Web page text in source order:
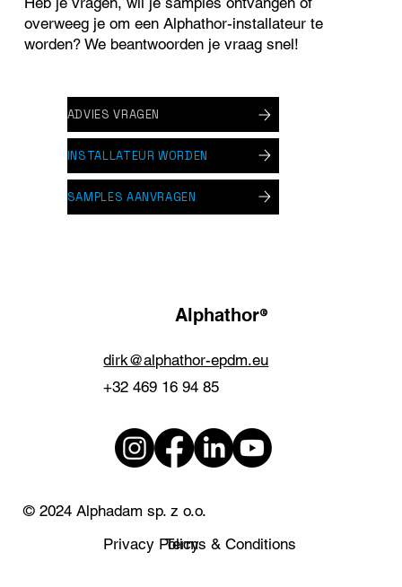
overweeg je om een Alphathor-installateur te
worden? We beantwoorden je vraag snel!
INSTALLATEUR WORDEN
ADVIES VRAGEN
SAMPLES AANVRAGEN
Alphathor®
dirk@alphathor-epdm.eu
+32 469 16 94 85
© 2024 Alphadam sp. z o.o.
Terms & Conditions
Privacy Policy